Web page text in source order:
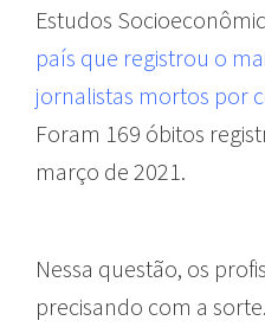
Estudos
país que registrou o
jornalistas mortos por
Foram 169 óbitos
março de 2021.
Nessa questão, os
precisando com a